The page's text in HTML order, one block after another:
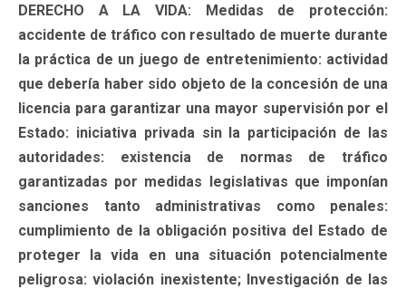
DERECHO A LA VIDA: Medidas de protección:
accidente de tráfico con resultado de muerte durante
la práctica de un juego de entretenimiento: actividad
que debería haber sido objeto de la concesión de una
licencia para garantizar una mayor supervisión por el
Estado: iniciativa privada sin la participación de las
autoridades: existencia de normas de tráfico
garantizadas por medidas legislativas que imponían
sanciones tanto administrativas como penales:
cumplimiento de la obligación positiva del Estado de
proteger la vida en una situación potencialmente
peligrosa: violación inexistente; Investigación de las